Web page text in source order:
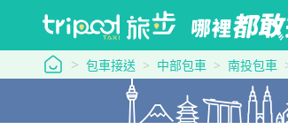
tripool 旅步
包車接送 中部包車 南投包車